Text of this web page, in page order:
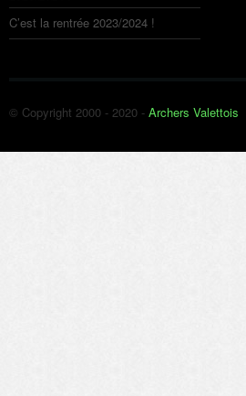
C’est la rentrée 2023/2024 !
© Copyright 2000 - 2020 - Archers Valettois